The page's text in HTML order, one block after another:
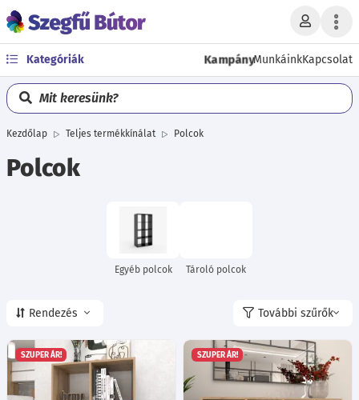
Kategóriák KampányMunkáinkKapcsolat
Mit keresünk?
Kezdőlap Teljes termékkínálat Polcok
Polcok
Egyéb polcok Tároló polcok
Rendezés További szűrők
SZUPER ÁR! SZUPER ÁR!